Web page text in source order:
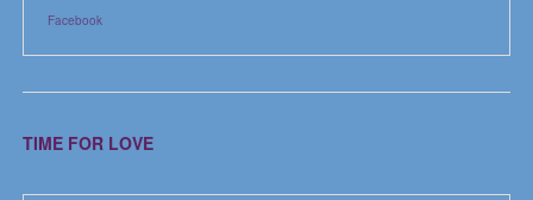
Facebook
TIME FOR LOVE